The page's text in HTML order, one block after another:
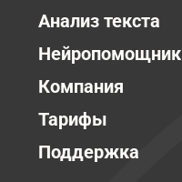
Анализ текста
Нейропомощник
Компания
Тарифы
Поддержка